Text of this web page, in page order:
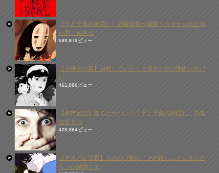
《千と千尋の神隠し》宮崎監督が暴露！カオナシの正体
が悲し過ぎる
590,679ビュー
【火垂るの墓】自殺していた！？清太の死の理由がヤバ
い
461,886ビュー
【都市伝説】知るとヤバい！「千と千尋の神隠し」の裏
設定６つ
428,864ビュー
【ネタバレ注意】もののけ姫の「その後」…アシタカと
サンが結婚！？